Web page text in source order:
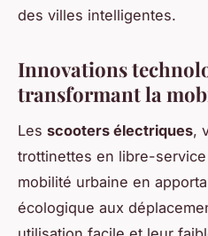
des villes intelligentes.
Innovations
transformant la
Les scooters électriques,
trottinettes en libre-
mobilité urbaine en
écologique aux